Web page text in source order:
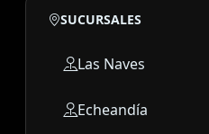
SUCURSALES
Las Naves
Echeandía